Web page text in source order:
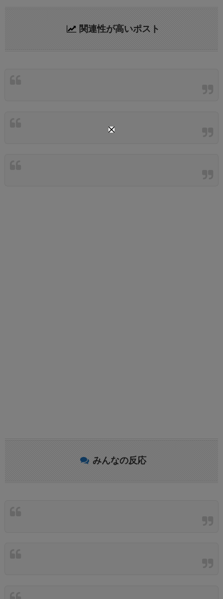
関連性が高いポスト
みんなの反応